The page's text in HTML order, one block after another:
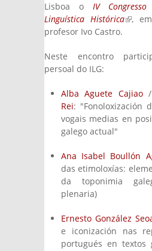
Lisboa o IV
Linguística Histórica(link is
,
profesor Ivo Castro.
Neste encontro
persoal do ILG:
Alba Aguete Cajiao/
Rei: "Fonoloxización
vogais medias en
galego actual"
Ana Isabel Boullón
das etimoloxías:
da toponimia
plenaria)
Ernesto González
e iconización nas
portugués en textos